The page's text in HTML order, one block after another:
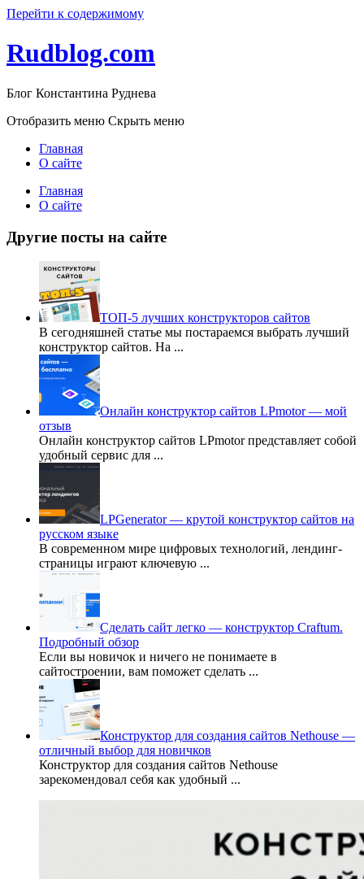
Перейти к содержимому
Rudblog.com
Блог Константина Руднева
Отобразить меню Скрыть меню
Главная
О сайте
Главная
О сайте
Другие посты на сайте
ТОП-5 лучших конструкторов сайтов
В сегодняшней статье мы постараемся выбрать лучший
конструктор сайтов. На ...
Онлайн конструктор сайтов LPmotor — мой
отзыв
Онлайн конструктор сайтов LPmotor представляет собой
удобный сервис для ...
LPGenerator — крутой конструктор сайтов на
русском языке
В современном мире цифровых технологий, лендинг-
страницы играют ключевую ...
Сделать сайт легко — конструктор Craftum.
Подробный обзор
Если вы новичок и ничего не понимаете в
сайтостроении, вам поможет сделать ...
Конструктор для создания сайтов Nethouse —
отличный выбор для новичков
Конструктор для создания сайтов Nethouse
зарекомендовал себя как удобный ...